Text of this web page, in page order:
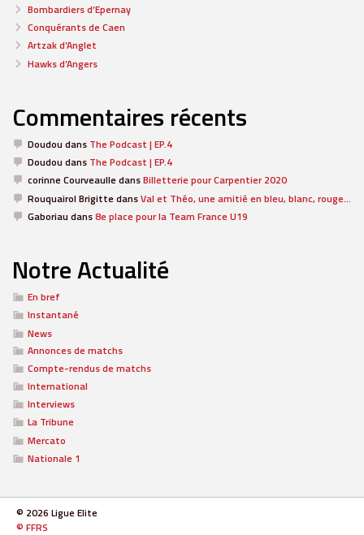
Bombardiers d’Epernay
Conquérants de Caen
Artzak d’Anglet
Hawks d’Angers
Commentaires récents
Doudou dans The Podcast | EP.4
Doudou dans The Podcast | EP.4
corinne CourveaulledansBilletterie pour Carpentier 2020
Rouquairol BrigittedansVal et Théo, une amitié en bleu, blanc, rouge…
Gaboriau dans8e place pour la Team France U19
Notre Actualité
En bref
Instantané
News
Annonces de matchs
Compte-rendus de matchs
International
Interviews
La Tribune
Mercato
Nationale 1
© 2026 Ligue Elite
© FFRS